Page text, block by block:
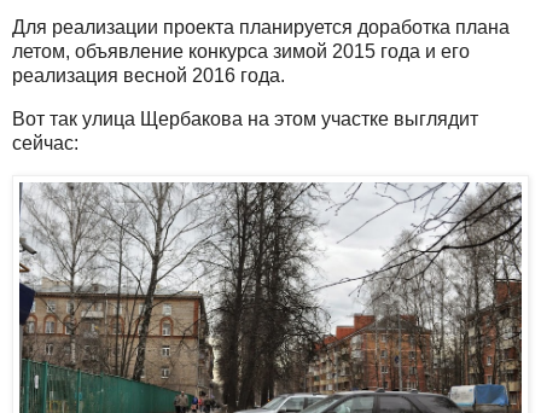
Для реализации проекта планируется доработка плана
летом, объявление конкурса зимой 2015 года и его
реализация весной 2016 года.
Вот так улица Щербакова на этом участке выглядит
сейчас: